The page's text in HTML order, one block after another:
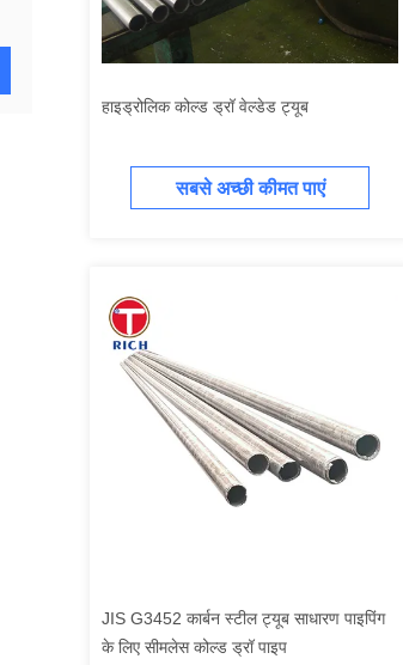
हाइड्रोलिक कोल्ड ड्रॉ वेल्डेड ट्यूब
सबसे अच्छी कीमत पाएं
JIS G3452 कार्बन स्टील ट्यूब साधारण पाइपिंग
के लिए सीमलेस कोल्ड ड्रॉ पाइप